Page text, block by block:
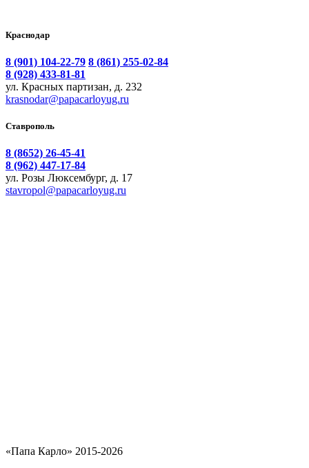
Краснодар
8 (901) 104-22-79 8 (861) 255-02-84
8 (928) 433-81-81
ул. Красных партизан, д. 232
krasnodar@papacarloyug.ru
Ставрополь
8 (8652) 26-45-41
8 (962) 447-17-84
ул. Розы Люксембург, д. 17
stavropol@papacarloyug.ru
«Папа Карло» 2015-2026